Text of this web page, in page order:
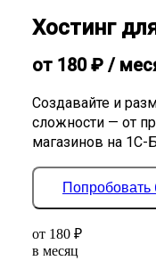
Хостинг
от 180₽ /
Создавайте и
сложности — от
магазинов на 1С-
Попробовать
от 180 ₽
в месяц